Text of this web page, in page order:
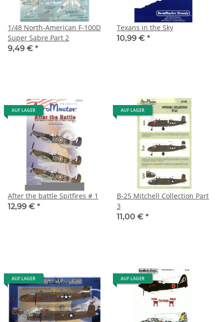
1/48 North-American F-100D
Super Sabre Part 2
9,49 € *
Texans in the Sky
10,99 € *
AUF LAGER
After the battle Spitfires # 1
12,99 € *
AUF LAGER
B-25 Mitchell Collection Part
3
11,00 € *
AUF LAGER AUF LAGER